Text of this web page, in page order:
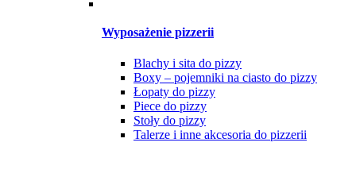
Wyposażenie pizzerii
Blachy i sita do pizzy
Boxy – pojemniki na ciasto do pizzy
Łopaty do pizzy
Piece do pizzy
Stoły do pizzy
Talerze i inne akcesoria do pizzerii